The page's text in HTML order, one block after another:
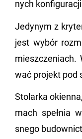
nych
Je­dy­nym z
jest wybór
wać pro­jekt pod
Sto­lar­ka
mach speł­nia
sne­go